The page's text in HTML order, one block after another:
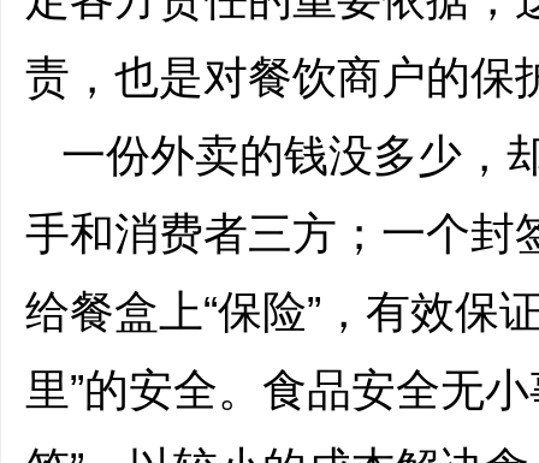
责，也是对餐饮商户的保
一份外卖的钱没多少，
手和消费者三方；一个封
给餐盒上“保险”，有效保
里”的安全。食品安全无